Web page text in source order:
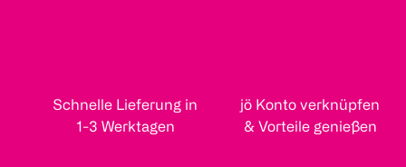
Schnelle Lieferung in
1-3 Werktagen
jö Konto verknüpfen
& Vorteile genießen